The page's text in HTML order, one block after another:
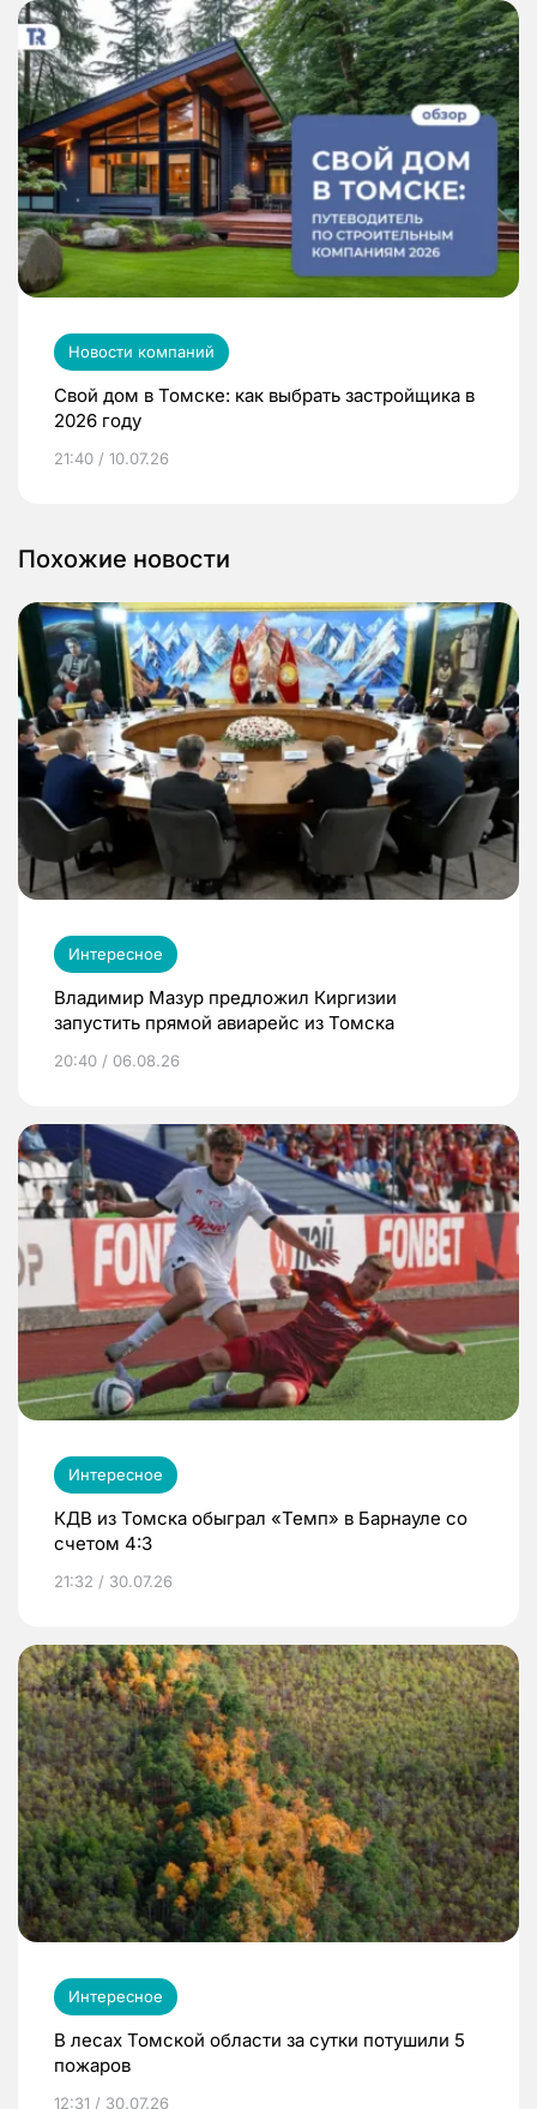
Новости компаний
Свой дом в Томске: как выбрать застройщика в
2026 году
21:40 / 10.07.26
Похожие новости
Интересное
Владимир Мазур предложил Киргизии
запустить прямой авиарейс из Томска
20:40 / 06.08.26
Интересное
КДВ из Томска обыграл «Темп» в Барнауле со
счетом 4:3
21:32 / 30.07.26
Интересное
В лесах Томской области за сутки потушили 5
пожаров
12:31 / 30.07.26